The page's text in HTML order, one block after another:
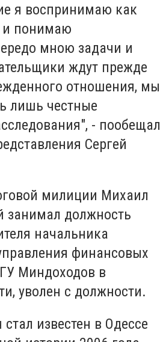
я воспринимаю как
и понимаю
мною задачи и
ждут прежде
отношения, мы
лишь честные
- пообещал
Сергей
милиции Михаил
занимал должность
начальника
финансовых
Миндоходов в
уволен с должности.
известен в Одессе